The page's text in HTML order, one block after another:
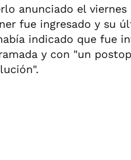
anunciado el
fue ingresado y su
indicado que fue
y con "un